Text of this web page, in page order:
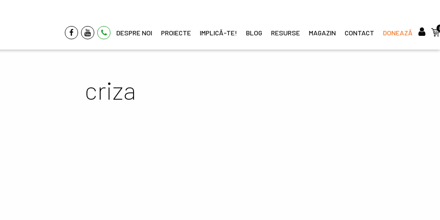
DESPRE NOI PROIECTE IMPLICĂ-TE! BLOG RESURSE MAGAZIN CONTACT DONEAZĂ
criza